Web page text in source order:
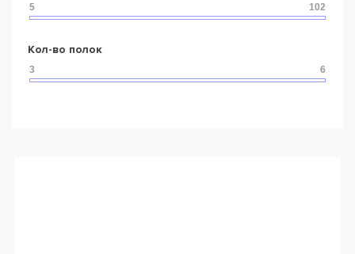
Кол-во полок